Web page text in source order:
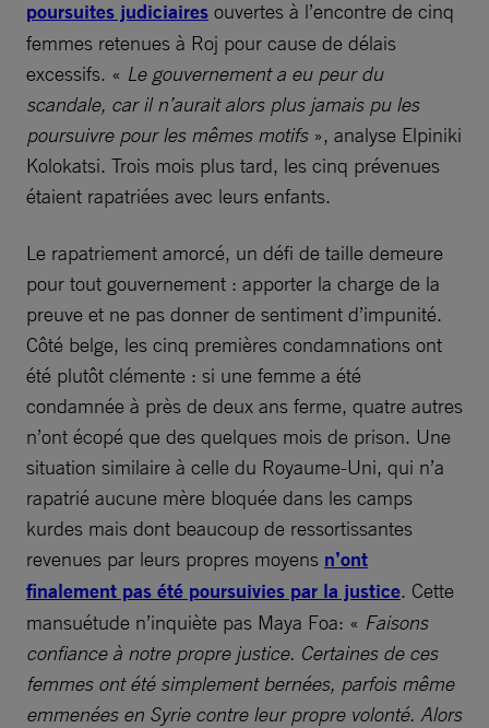
poursuites judiciaires ouvertes à l’encontre de cinq
femmes retenues à Roj pour cause de délais
excessifs. « Le gouvernement a eu peur du
scandale, car il n’aurait alors plus jamais pu les
poursuivre pour les mêmes motifs», analyse Elpiniki
Kolokatsi. Trois mois plus tard, les cinq prévenues
étaient rapatriées avec leurs enfants.
Le rapatriement amorcé, un défi de taille demeure
pour tout gouvernement : apporter la charge de la
preuve et ne pas donner de sentiment d’impunité.
Côté belge, les cinq premières condamnations ont
été plutôt clémente : si une femme a été
condamnée à près de deux ans ferme, quatre autres
n’ont écopé que des quelques mois de prison. Une
situation similaire à celle du Royaume-Uni, qui n’a
rapatrié aucune mère bloquée dans les camps
kurdes mais dont beaucoup de ressortissantes
revenues par leurs propres moyens n’ont
finalement pas été poursuivies par la justice. Cette
mansuétude n’inquiète pas Maya Foa: « Faisons
confiance à notre propre justice. Certaines de ces
femmes ont été simplement bernées, parfois même
emmenées en Syrie contre leur propre volonté. Alors